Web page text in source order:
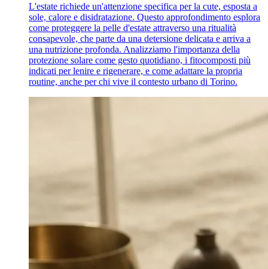
L'estate richiede un'attenzione specifica per la cute, esposta a
sole, calore e disidratazione. Questo approfondimento esplora
come proteggere la pelle d'estate attraverso una ritualità
consapevole, che parte da una detersione delicata e arriva a
una nutrizione profonda. Analizziamo l'importanza della
protezione solare come gesto quotidiano, i fitocomposti più
indicati per lenire e rigenerare, e come adattare la propria
routine, anche per chi vive il contesto urbano di Torino.